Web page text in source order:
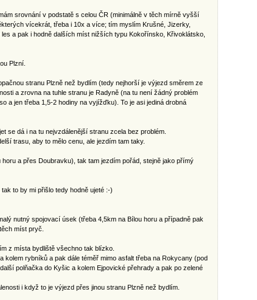
srovnání v podstatě s celou ČR (minimálně v těch mírně vyšší
vícekrát, třeba i 10x a více; tím myslím Krušné, Jizerky,
a pak i hodně dalších míst nižších typu Kokořínsko, Křivoklátsko,
Plzní.
stranu Plzně než bydlím (tedy nejhorší je výjezd směrem ze
a zrovna na tuhle stranu je Radyně (na tu není žádný problém
a jen třeba 1,5-2 hodiny na vyjížďku). To je asi jediná drobná
se dá i na tu nejvzdálenější stranu zcela bez problém.
trasu, aby to mělo cenu, ale jezdím tam taky.
a přes Doubravku), tak tam jezdím pořád, stejně jako přímý
to by mi přišlo tedy hodně ujeté :-)
nutný spojovací úsek (třeba 4,5km na Bílou horu a případně pak
míst pryč.
z místa bydliště všechno tak blízko.
rybníků a pak dále téměř mimo asfalt třeba na Rokycany (pod
polňačka do Kyšic a kolem Ejpovické přehrady a pak po zelené
i když to je výjezd přes jinou stranu Plzně než bydlím.